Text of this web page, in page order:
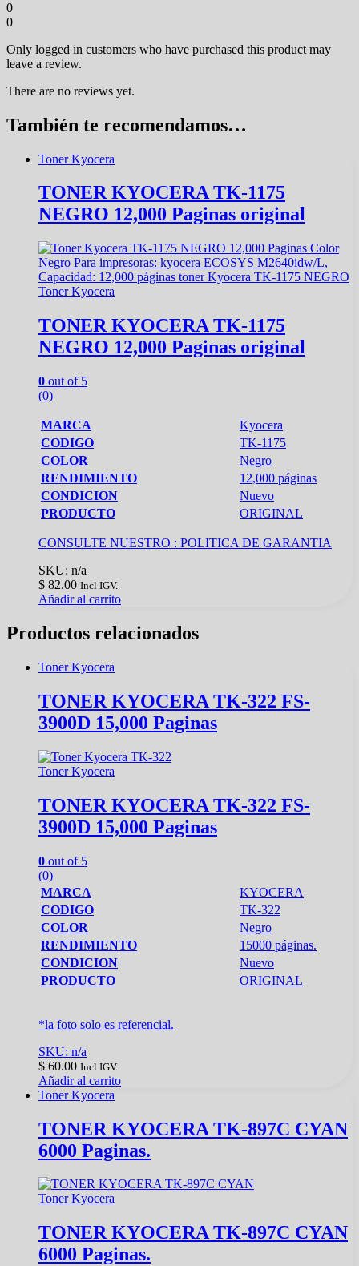
0
0
Only logged in customers who have purchased this product may
leave a review.
There are no reviews yet.
También te recomendamos…
Toner Kyocera
TONER KYOCERA TK-1175
NEGRO 12,000 Paginas original
Toner Kyocera
TONER KYOCERA TK-1175
NEGRO 12,000 Paginas original
0 out of 5
(0)
MARCA
Kyocera
CODIGO
TK-1175
COLOR
Negro
RENDIMIENTO
12,000 páginas
CONDICION
Nuevo
PRODUCTO
ORIGINAL
CONSULTE NUESTRO : POLITICA DE GARANTIA
SKU: n/a
$ 82.00 Incl IGV.
Añadir al carrito
Productos relacionados
Toner Kyocera
TONER KYOCERA TK-322 FS-
3900D 15,000 Paginas
Toner Kyocera
TONER KYOCERA TK-322 FS-
3900D 15,000 Paginas
0 out of 5
(0)
MARCA
KYOCERA
CODIGO
TK-322
COLOR
Negro
RENDIMIENTO
15000 páginas.
CONDICION
Nuevo
PRODUCTO
ORIGINAL
*la foto solo es referencial.
SKU: n/a
$ 60.00 Incl IGV.
Añadir al carrito
Toner Kyocera
TONER KYOCERA TK-897C CYAN
6000 Paginas.
Toner Kyocera
TONER KYOCERA TK-897C CYAN
6000 Paginas.